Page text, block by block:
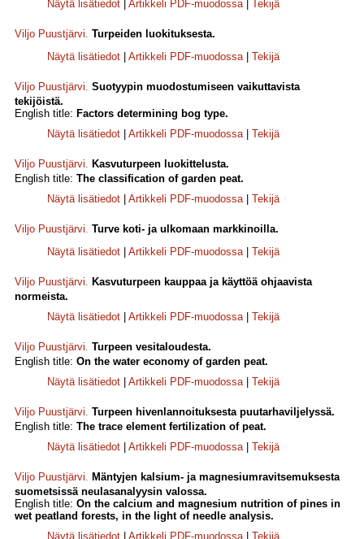
Näytä lisätiedot
Artikkeli PDF-muodossa| Tekijä
Viljo Puustjärvi. Turpeiden luokituksesta.
Näytä lisätiedot
Artikkeli PDF-muodossa| Tekijä
Viljo Puustjärvi. Suotyypin muodostumiseen vaikuttavista
tekijöistä.
English title: Factors determining bog type.
Näytä lisätiedot
Artikkeli PDF-muodossa| Tekijä
Viljo Puustjärvi. Kasvuturpeen luokittelusta.
English title: The classification of garden peat.
Näytä lisätiedot
Artikkeli PDF-muodossa| Tekijä
Viljo Puustjärvi. Turve koti- ja ulkomaan markkinoilla.
Näytä lisätiedot
Artikkeli PDF-muodossa| Tekijä
Viljo Puustjärvi. Kasvuturpeen kauppaa ja käyttöä ohjaavista
normeista.
Näytä lisätiedot
Artikkeli PDF-muodossa| Tekijä
Viljo Puustjärvi. Turpeen vesitaloudesta.
English title: On the water economy of garden peat.
Näytä lisätiedot
Artikkeli PDF-muodossa| Tekijä
Viljo Puustjärvi. Turpeen hivenlannoituksesta puutarhaviljelyssä.
English title: The trace element fertilization of peat.
Näytä lisätiedot
Artikkeli PDF-muodossa| Tekijä
Viljo Puustjärvi. Mäntyjen kalsium- ja magnesiumravitsemuksesta
suometsissä neulasanalyysin valossa.
English title: On the calcium and magnesium nutrition of pines in
wet peatland forests, in the light of needle analysis.
Näytä lisätiedot
Artikkeli PDF-muodossa Tekijä